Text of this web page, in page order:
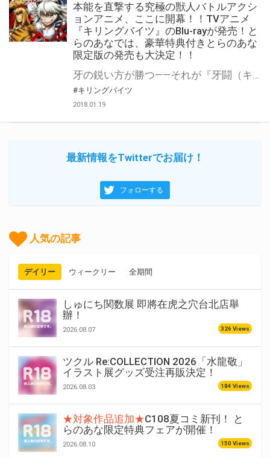
本能を直撃する究極の獣人バトルアクシ
ョンアニメ、ここに開幕！！TVアニメ
『キリングバイツ』のBlu-rayが発売！と
らのあなでは、豪華特典付きとらのあな
限定版の発売も大決定！！
牙の鋭い方が勝つ――それが『牙闘（キリングバイツ）』だ。 月刊ヒーローズにて連載中の累計発行部数50 万部、村田真哉／隅田かずあさによる獣人バトル漫画が待望のアニメ化！ 最強の闘争本能を秘めた獣闘士・ラーテル役を雨宮天、キリングバイツに巻き込まれる平凡な大学生・野本役を羽多野渉、超スピードで駆け回る獣闘士・チータ役を内田真礼、気弱で泣き虫な獣闘士・ラビ役を上坂すみれが担当！ 超人気キャストと実力派スタッフで贈る、本能を直撃する究極の獣人バトルアクションアニメ、ここに開幕！！ 大好評放送中のTVアニメ「キリングバイツ」のBlu-rayが早くも発売決定！ とらのあなでは、豪華特典付きの『とらのあな限定版』の発売も決定です！！ 気になるとらのあな限定版の特典は、 とらのあな限定版の全巻購入特典として『宇崎瞳(ラーテル)・中西獲座(チータ)・稲葉初(ラビ)のアニメ描き下ろしB1タペストリー』！ 更に、1～3巻には『アニメ描き下ろしB1タペストリーの絵柄を使用したB2タペストリー』が付き、4巻は公式HPにて期間限定公開していたオーディオドラマのドラマCD付きです！！ そして、とらのあな限定版・一般流通版の共通の全巻購入特典として、描き下ろし全巻収納BOXが付く超豪華な豪華特典満載となっております！ 是非ともお早めに、とらのあな対象店舗でのご予約・ご購入をお待ちしております♪♪
#キリングバイツ
2018.01.19
最新情報をTwitterでお届け！
フォローする
人気の記事
デイリー ウィークリー 全期間
しゅにち関数展 即將在虎之穴台北店舉
辦！
2026.08.07 326 Views
ツクル Re:COLLECTION 2026「水龍敬」
イラスト展グッズ受注再販決定！
2026.08.03 184 Views
★対象作品追加★C108夏コミ新刊！ と
らのあな限定特典フェアが開催！
2026.08.10 150 Views